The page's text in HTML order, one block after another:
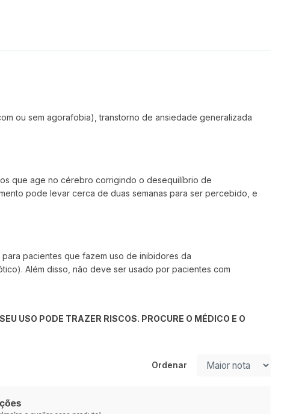
ou sem agorafobia), transtorno de ansiedade generalizada
que age no cérebro corrigindo o desequilíbrio de
pode levar cerca de duas semanas para ser percebido, e
pacientes que fazem uso de inibidores da
Além disso, não deve ser usado por pacientes com
USO PODE TRAZER RISCOS. PROCURE O MÉDICO E O
Ordenar